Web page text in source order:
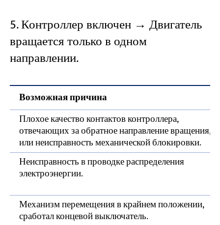
5. Контроллер включен → Двигатель
вращается только в одном
направлении.
Возможная причина
Плохое качество контактов контроллера,
отвечающих за обратное направление вращения,
или неисправность механической блокировки.
Неисправность в проводке распределения
электроэнергии.
Механизм перемещения в крайнем положении,
сработал концевой выключатель.